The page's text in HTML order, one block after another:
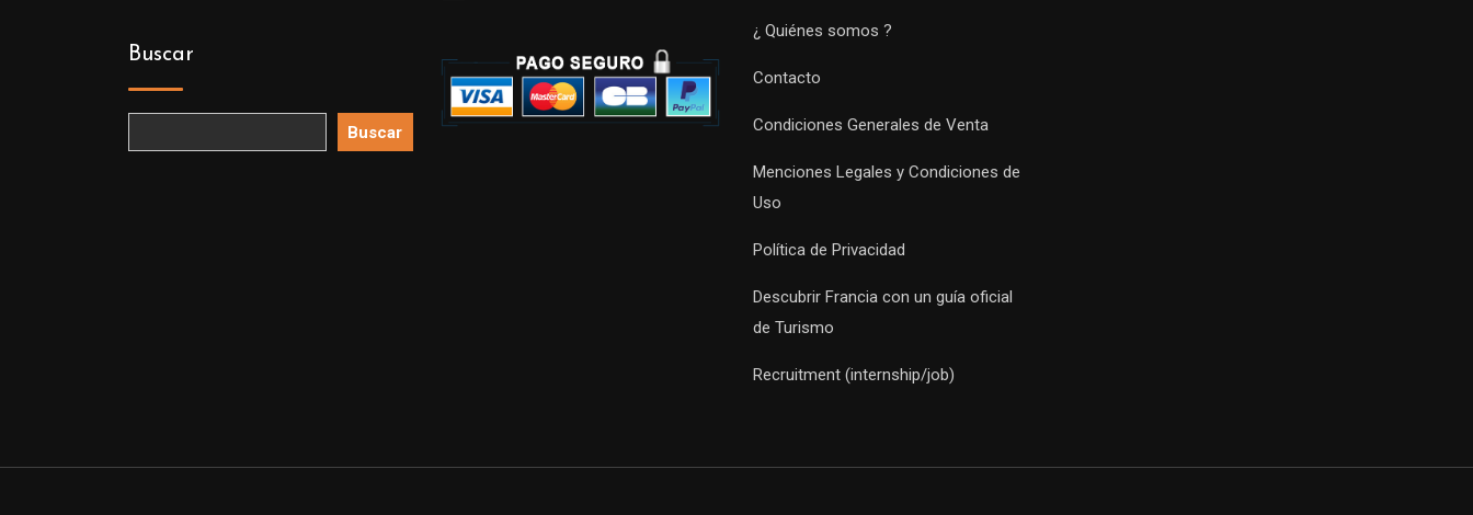
Buscar
Buscar
¿ Quiénes somos ?
Contacto
Condiciones Generales de Venta
Menciones Legales y Condiciones de
Uso
Política de Privacidad
Descubrir Francia con un guía oficial
de Turismo
Recruitment (internship/job)